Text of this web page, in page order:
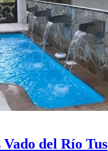
del Río Tus